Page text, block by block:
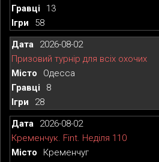
13
58
2026-08-02
Призовий турнір для всіх охочих
Одесса
8
28
2026-08-02
Кременчук. Fint. Неділя 110
Кременчуг